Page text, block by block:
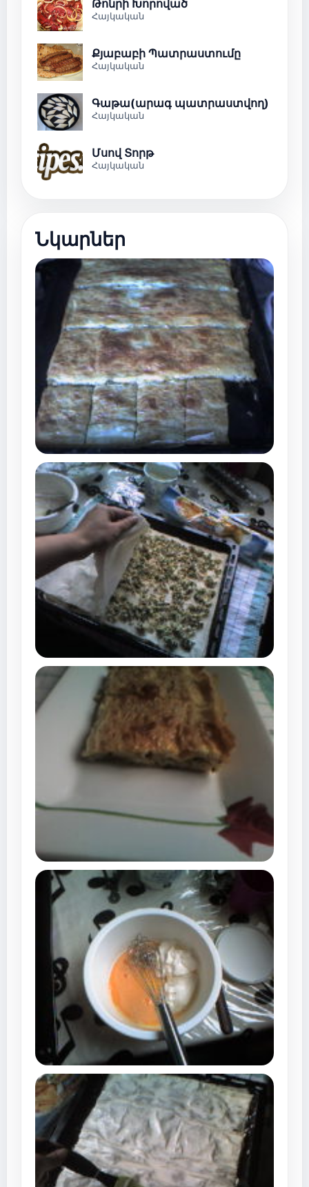
Թոնրի Խորոված
Հայկական
Քյաբաբի Պատրաստումը
Հայկական
Գաթա(արագ պատրաստվող)
Հայկական
Մսով Տորթ
Հայկական
Նկարներ